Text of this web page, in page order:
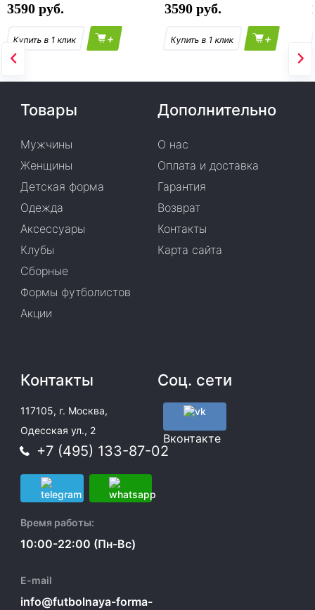
3590
+
3590
+
Товары
Мужчины
Женщины
Детская форма
Одежда
Аксессуары
Клубы
Сборные
Формы футболистов
Акции
Дополнительно
О нас
Оплата и доставка
Гарантия
Возврат
Контакты
Карта сайта
Контакты
117105, г. Москва,
Одесская ул., 2
+7 (495) 133-87-02
Время работы:
10:00-22:00 (Пн-Вс)
E-mail
info@futbolnaya-forma-
Соц. сети
Вконтакте